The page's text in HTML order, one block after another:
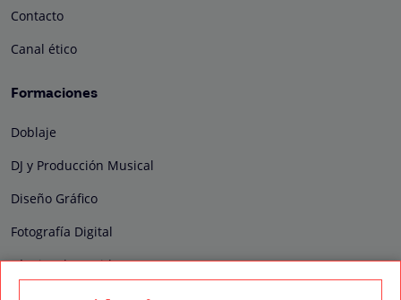
Contacto
Canal ético
Formaciones
Doblaje
DJ y Producción Musical
Diseño Gráfico
Fotografía Digital
Técnico de Sonido